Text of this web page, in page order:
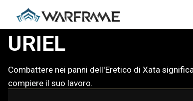
URIEL
Combattere nei panni dell'Eretico di Xata
compiere il suo lavoro.